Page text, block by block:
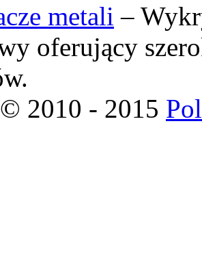
metali –
oferujący
2010 - 2015